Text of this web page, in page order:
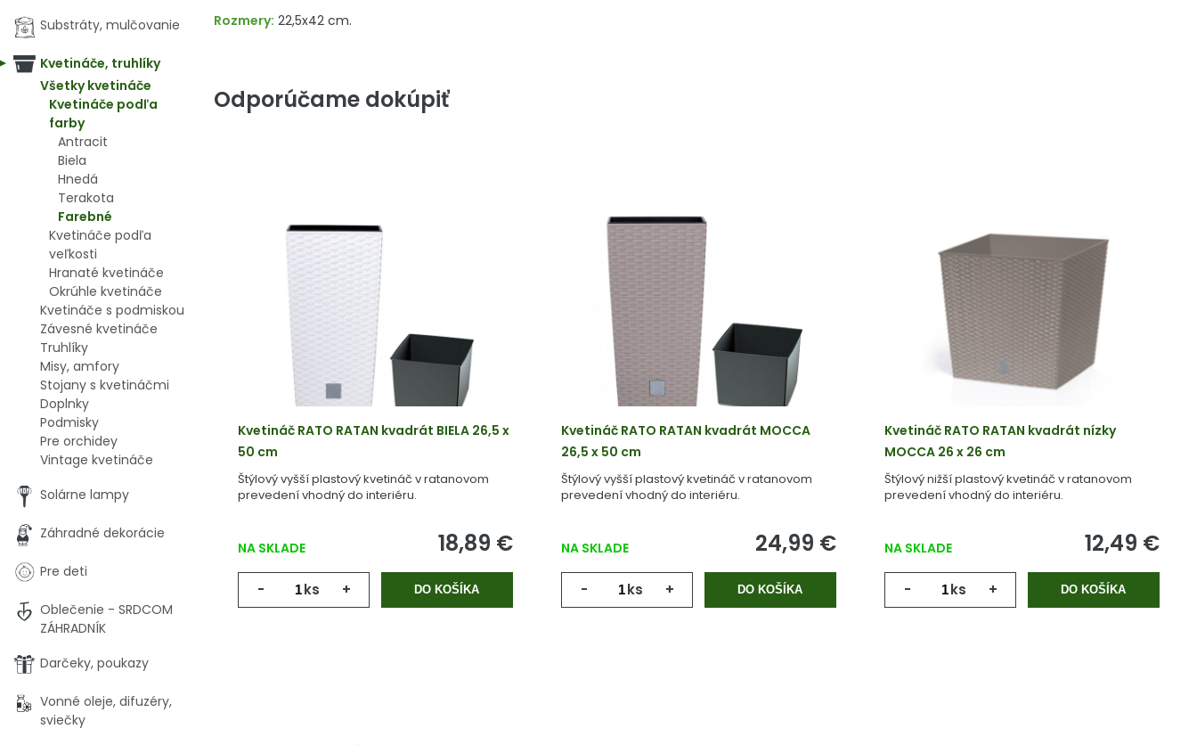
Rozmery: 22,5x42 cm.
Odporúčame dokúpiť
Kvetináč RATO RATAN kvadrát BIELA 26,5 x
50 cm
Štýlový vyšší plastový kvetináč v ratanovom
prevedení vhodný do interiéru.
NA SKLADE 18,89 €
- ks + DO KOŠÍKA
Kvetináč RATO RATAN kvadrát MOCCA
26,5 x 50 cm
Štýlový vyšší plastový kvetináč v ratanovom
prevedení vhodný do interiéru.
NA SKLADE 24,99 €
- ks + DO KOŠÍKA
Kvetináč RATO RATAN kvadrát nízky
MOCCA 26 x 26 cm
Štýlový nižší plastový kvetináč v ratanovom
prevedení vhodný do interiéru.
NA SKLADE 12,49 €
- ks + DO KOŠÍKA
Substráty, mulčovanie
Kvetináče, truhlíky
Všetky kvetináče
Kvetináče podľa
farby
Antracit
Biela
Hnedá
Terakota
Farebné
Kvetináče podľa
veľkosti
Hranaté kvetináče
Okrúhle kvetináče
Kvetináče s podmiskou
Závesné kvetináče
Truhlíky
Misy, amfory
Stojany s kvetináčmi
Doplnky
Podmisky
Pre orchidey
Vintage kvetináče
Solárne lampy
Záhradné dekorácie
Pre deti
Oblečenie - SRDCOM
ZÁHRADNÍK
Darčeky, poukazy
Vonné oleje, difuzéry,
sviečky